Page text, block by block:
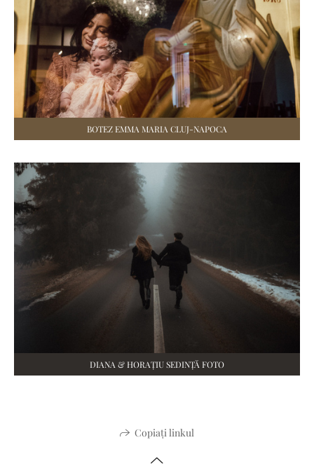
BOTEZ EMMA MARIA CLUJ-NAPOCA
DIANA & HORAȚIU SEDINȚĂ FOTO
Copiați linkul